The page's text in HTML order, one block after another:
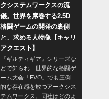
クシステムワークスの流
儀。世界を席巻する2.5D
格闘ゲームの開発の裏側
と、求める人物像【キャリ
アクエスト】
『ギルティギア』シリーズな
どで知られ、世界的な格闘ゲ
ーム大会「EVO」でも圧倒
的な存在感を放つアークシス
テムワークス。同社はどのよ